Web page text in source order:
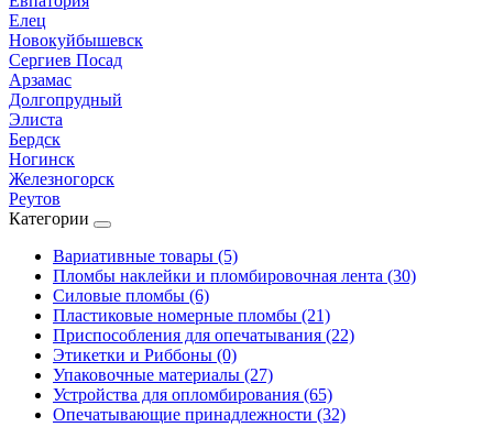
Елец
Новокуйбышевск
Сергиев Посад
Арзамас
Долгопрудный
Элиста
Бердск
Ногинск
Железногорск
Реутов
Категории
Вариативные товары (5)
Пломбы наклейки и пломбировочная лента (30)
Силовые пломбы (6)
Пластиковые номерные пломбы (21)
Приспособления для опечатывания (22)
Этикетки и Риббоны (0)
Упаковочные материалы (27)
Устройства для опломбирования (65)
Опечатывающие принадлежности (32)